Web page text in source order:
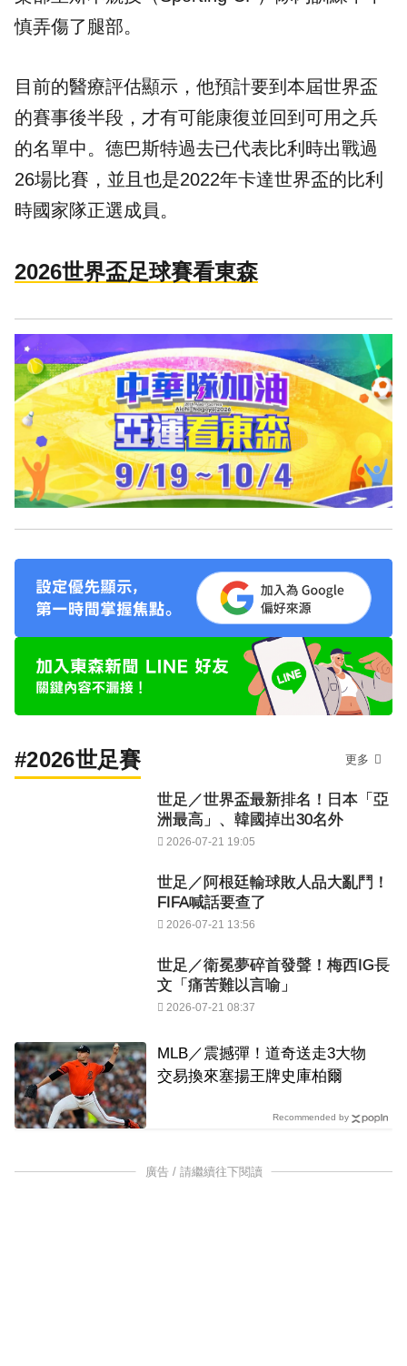
慎弄傷了腿部。
目前的醫療評估顯示，他預計要到本屆世界盃
的賽事後半段，才有可能康復並回到可用之兵
的名單中。德巴斯特過去已代表比利時出戰過
26場比賽，並且也是2022年卡達世界盃的比利
時國家隊正選成員。
2026世界盃足球賽看東森
#2026世足賽 更多
世足／世界盃最新排名！日本「亞
洲最高」、韓國掉出30名外
2026-07-21 19:05
世足／阿根廷輸球敗人品大亂鬥！
FIFA喊話要查了
2026-07-21 13:56
世足／衛冕夢碎首發聲！梅西IG長
文「痛苦難以言喻」
2026-07-21 08:37
MLB／震撼彈！道奇送走3大物
交易換來塞揚王牌史庫柏爾
Recommended by
廣告 / 請繼續往下閱讀